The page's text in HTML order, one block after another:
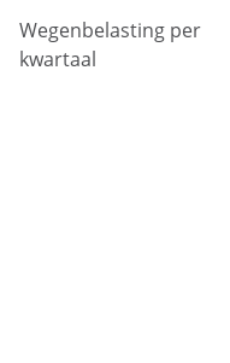
Wegenbelasting per
kwartaal